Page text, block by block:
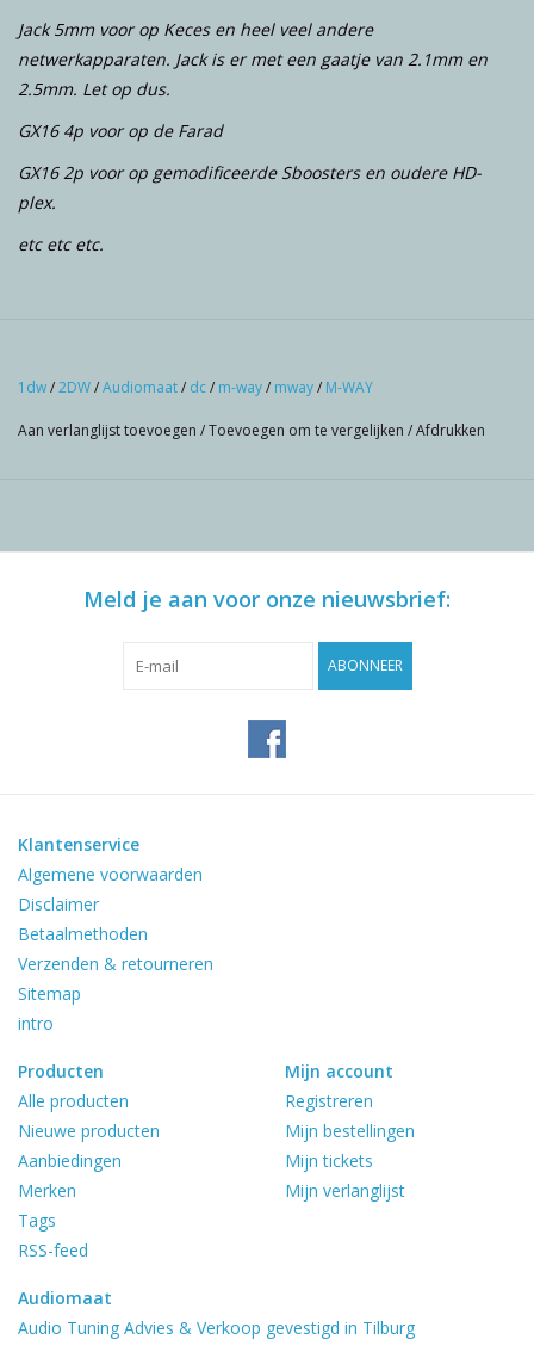
Jack 5mm voor op Keces en heel veel andere
netwerkapparaten. Jack is er met een gaatje van 2.1mm en
2.5mm. Let op dus.
GX16 4p voor op de Farad
GX16 2p voor op gemodificeerde Sboosters en oudere HD-
plex.
etc etc etc.
1dw/2DW/Audiomaat/ dc/ m-way/ mway/ M-WAY
Aan verlanglijst toevoegen /Toevoegen om te vergelijken /Afdrukken
Meld je aan voor onze nieuwsbrief:
ABONNEER
Klantenservice
Algemene voorwaarden
Disclaimer
Betaalmethoden
Verzenden & retourneren
Sitemap
intro
Producten
Alle producten
Nieuwe producten
Aanbiedingen
Merken
Tags
RSS-feed
Mijn account
Registreren
Mijn bestellingen
Mijn tickets
Mijn verlanglijst
Audiomaat
Audio Tuning Advies & Verkoop gevestigd in Tilburg